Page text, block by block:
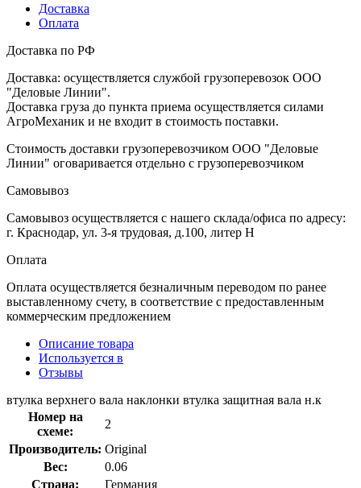
Доставка
Оплата
Доставка по РФ
Доставка: осуществляется службой грузоперевозок ООО
"Деловые Линии".
Доставка груза до пункта приема осуществляется силами
АгроМеханик и не входит в стоимость поставки.
Стоимость доставки грузоперевозчиком ООО "Деловые
Линии" оговаривается отдельно с грузоперевозчиком
Самовывоз
Самовывоз осуществляется с нашего склада/офиса по адресу:
г. Краснодар, ул. 3-я трудовая, д.100, литер Н
Оплата
Оплата осуществляется безналичным переводом по ранее
выставленному счету, в соответствие с предоставленным
коммерческим предложением
Описание товара
Используется в
Отзывы
втулка верхнего вала наклонки втулка защитная вала н.к
Номер на
схеме:
2
Производитель: Original
Вес:
0.06
Страна:
Германия